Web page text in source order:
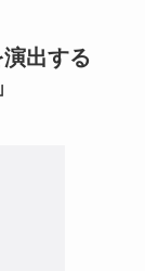
出する